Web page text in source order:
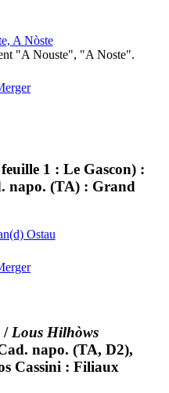
A Nòste
"A Nouste", "A Noste".
1 : Le Gascon) :
napo. (TA) : Grand
Ostau
/ Lous Hilhòws
napo. (TA, D2),
Cassini : Filiaux